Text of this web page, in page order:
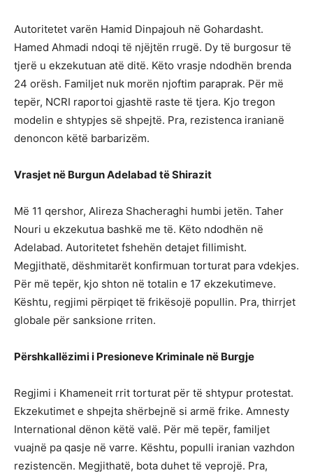
Autoritetet varën Hamid Dinpajouh në Gohardasht.
Hamed Ahmadi ndoqi të njëjtën rrugë. Dy të burgosur të
tjerë u ekzekutuan atë ditë. Këto vrasje ndodhën brenda
24 orësh. Familjet nuk morën njoftim paraprak. Për më
tepër, NCRI raportoi gjashtë raste të tjera. Kjo tregon
modelin e shtypjes së shpejtë. Pra, rezistenca iranianë
denoncon këtë barbarizëm.
Vrasjet në Burgun Adelabad të Shirazit
Më 11 qershor, Alireza Shacheraghi humbi jetën. Taher
Nouri u ekzekutua bashkë me të. Këto ndodhën në
Adelabad. Autoritetet fshehën detajet fillimisht.
Megjithatë, dëshmitarët konfirmuan torturat para vdekjes.
Për më tepër, kjo shton në totalin e 17 ekzekutimeve.
Kështu, regjimi përpiqet të frikësojë popullin. Pra, thirrjet
globale për sanksione rriten.
Përshkallëzimi i Presioneve Kriminale në Burgje
Regjimi i Khameneit rrit torturat për të shtypur protestat.
Ekzekutimet e shpejta shërbejnë si armë frike. Amnesty
International dënon këtë valë. Për më tepër, familjet
vuajnë pa qasje në varre. Kështu, populli iranian vazhdon
rezistencën. Megjithatë, bota duhet të veprojë. Pra,